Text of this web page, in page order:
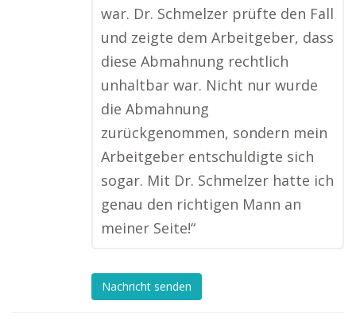
war. Dr. Schmelzer prüfte den Fall
und zeigte dem Arbeitgeber, dass
diese Abmahnung rechtlich
unhaltbar war. Nicht nur wurde
die Abmahnung
zurückgenommen, sondern mein
Arbeitgeber entschuldigte sich
sogar. Mit Dr. Schmelzer hatte ich
genau den richtigen Mann an
meiner Seite!“
Nachricht senden